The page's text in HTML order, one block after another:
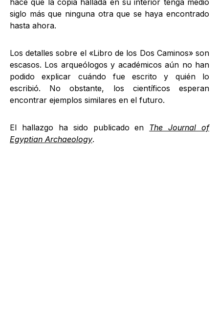
hace que la copia hallada en su interior tenga medio
siglo más que ninguna otra que se haya encontrado
hasta ahora.
Los detalles sobre el «Libro de los Dos Caminos» son
escasos. Los arqueólogos y académicos aún no han
podido explicar cuándo fue escrito y quién lo
escribió. No obstante, los científicos esperan
encontrar ejemplos similares en el futuro.
El hallazgo ha sido publicado en The Journal of
Egyptian Archaeology.